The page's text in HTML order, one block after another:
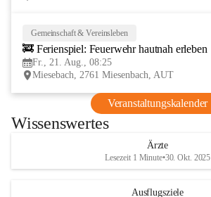
Gemeinschaft & Vereinsleben
🚒 Ferienspiel: Feuerwehr hautnah erleben
Fr., 21. Aug., 08:25
Miesebach, 2761 Miesenbach, AUT
Veranstaltungskalender
Wissenswertes
Ärzte
Lesezeit 1 Minute•30. Okt. 2025
Ausflugsziele